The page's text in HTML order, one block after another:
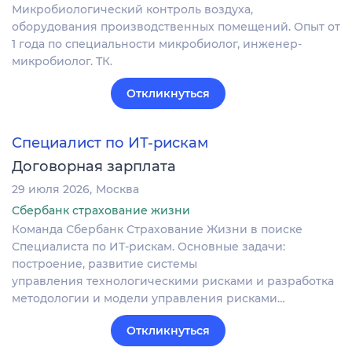
Микробиологический контроль воздуха,
оборудования производственных помещений. Опыт от
1 года по специальности микробиолог, инженер-
микробиолог. ТК.
Откликнуться
Специалист по ИТ-рискам
Договорная зарплата
29 июля 2026 Москва
Сбербанк страхование жизни
Команда Сбербанк Страхование Жизни в поиске
Специалиста по ИТ-рискам. Основные задачи:
построение, развитие системы
управления технологическими рисками и разработка
методологии и модели управления рисками…
Откликнуться